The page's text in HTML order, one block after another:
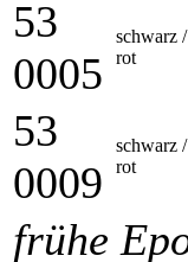
53
0005
schwarz /
rot
53
0009
schwarz /
rot
frühe